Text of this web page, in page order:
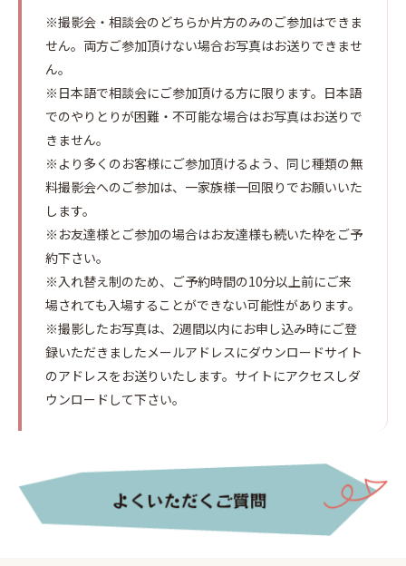
※撮影会・相談会のどちらか片方のみのご参加はできま
せん。両方ご参加頂けない場合お写真はお送りできませ
ん。
※日本語で相談会にご参加頂ける方に限ります。日本語
でのやりとりが困難・不可能な場合はお写真はお送りで
きません。
※より多くのお客様にご参加頂けるよう、同じ種類の無
料撮影会へのご参加は、一家族様一回限りでお願いいた
します。
※お友達様とご参加の場合はお友達様も続いた枠をご予
約下さい。
※入れ替え制のため、ご予約時間の10分以上前にご来
場されても入場することができない可能性があります。
※撮影したお写真は、2週間以内にお申し込み時にご登
録いただきましたメールアドレスにダウンロードサイト
のアドレスをお送りいたします。サイトにアクセスしダ
ウンロードして下さい。